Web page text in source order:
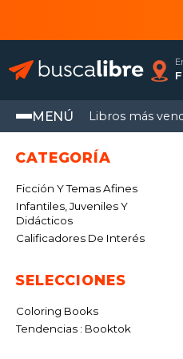
MENÚ Libros más
CATEGORÍA
Ficción Y Temas Afines
Infantiles, Juveniles Y
Didácticos
Calificadores De Interés
SELECCIONES
Coloring Books
Tendencias : Booktok